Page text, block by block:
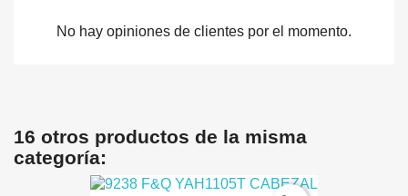
No hay opiniones de clientes por el momento.
16 otros productos de la misma
categoría: